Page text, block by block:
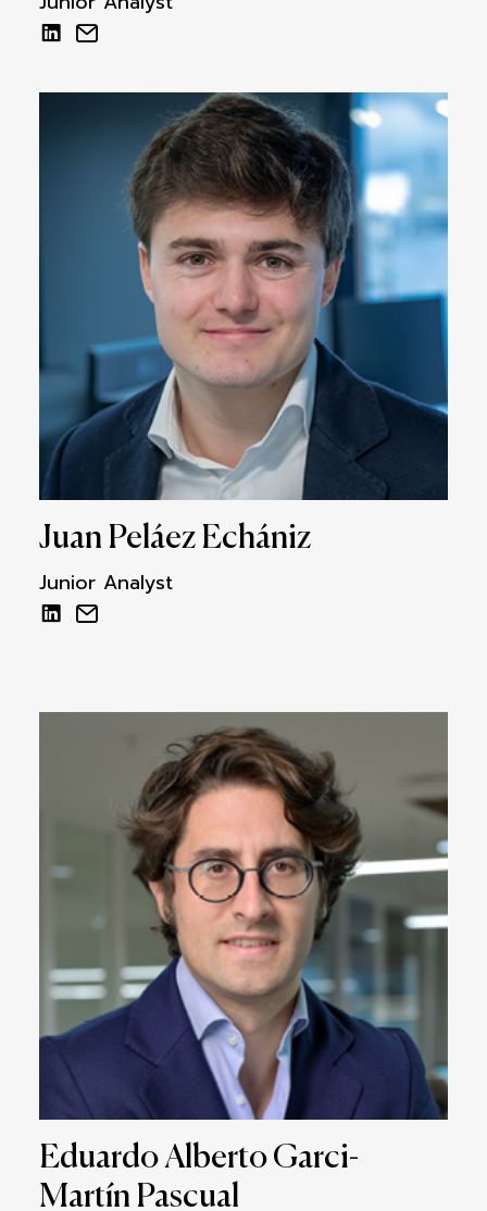
Juan Peláez Echániz
Junior Analyst
Eduardo Alberto Garci-
Martín Pascual